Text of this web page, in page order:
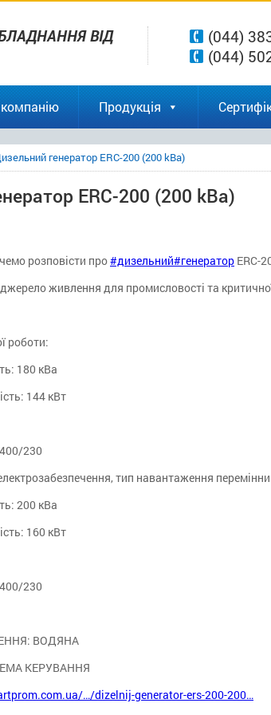
ВІД
(044)
(044)
Продукція
генератор ЕRС-200 (200 kBa)
ЕRС-200 (200 kBa)
розповісти про#дизельний#генератор ЕRС-
живлення для промисловості та
роботи:
180 кВа
144 кВт
230
тип навантаження
200 кВа
160 кВт
230
ВОДЯНА
КЕРУВАННЯ
…/dizelnij-generator-ers-200-200…